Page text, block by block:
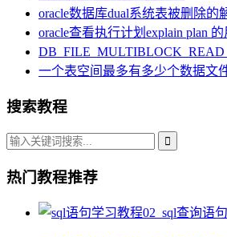
oracle数据库dual系统表被删除的
oracle查看执行计划explain plan 的
一个表空间最多有多少个数据文
搜索教程
热门教程推荐